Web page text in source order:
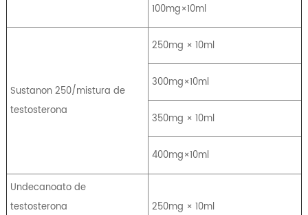
100mg×10ml
Sustanon 250/mistura de
testosterona
250mg × 10ml
300mg×10ml
350mg × 10ml
400mg×10ml
Undecanoato de
testosterona
250mg × 10ml